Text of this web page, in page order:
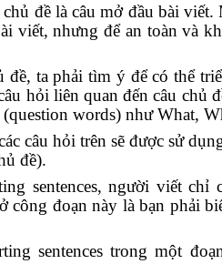
đề là câu mở đầu bài
viết, nhưng để an toàn và
đề, ta phải tìm ý để có thể
hỏi liên quan đến câu
words) như What,
câu hỏi trên sẽ được sử
đề).
sentences, người viết
đoạn này là bạn phải
sentences trong một